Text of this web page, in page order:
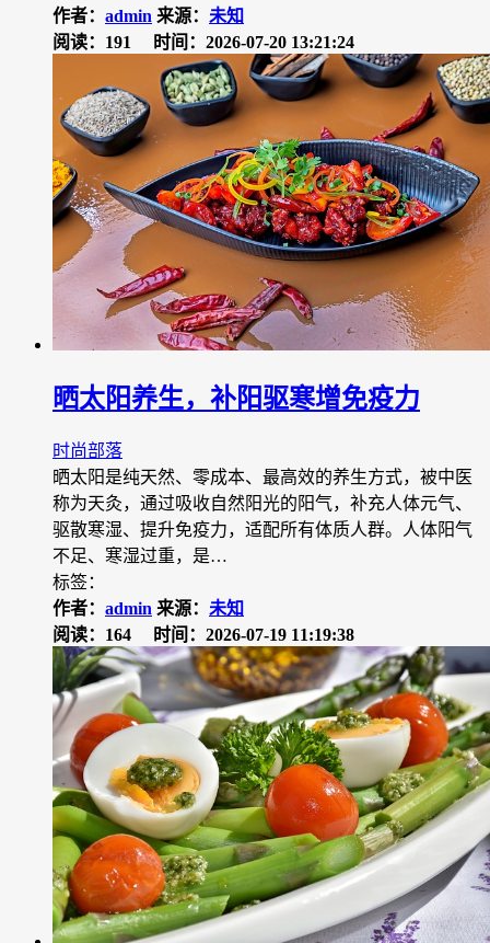
作者： admin 来源： 未知
阅读：191
时间：2026-07-20 13:21:24
晒太阳养生，补阳驱寒增免疫力
时尚部落
晒太阳是纯天然、零成本、最高效的养生方式，被中医
称为天灸，通过吸收自然阳光的阳气，补充人体元气、
驱散寒湿、提升免疫力，适配所有体质人群。人体阳气
不足、寒湿过重，是…
标签：
作者： admin 来源： 未知
阅读：164
时间：2026-07-19 11:19:38